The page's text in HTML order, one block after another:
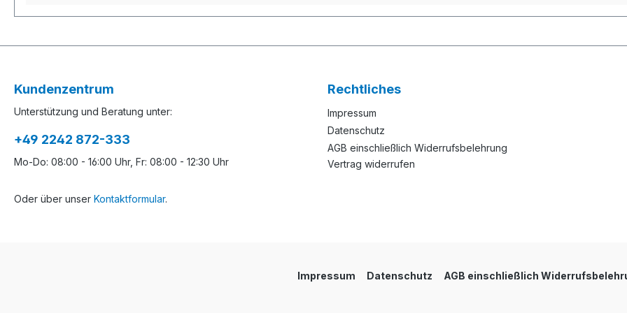
Kundenzentrum
Unterstützung und Beratung unter:
+49 2242 872-333
Mo-Do: 08:00 - 16:00 Uhr, Fr: 08:00 - 12:30 Uhr
Oder über unser Kontaktformular.
Rechtliches
Impressum
Datenschutz
AGB einschließlich Widerrufsbelehrung
Vertrag widerrufen
Impressum Datenschutz AGB einschließlich